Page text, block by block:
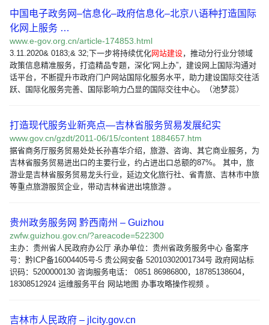
中国电子政务网–信息化–政府信息化–北京八语种打造国际
化网上服务 …
www.e-gov.org.cn/article-174853.html
3.11.2020& 0183;& 32;下一步将持续优化网站建设，推动分行业分领域
政策信息精准服务，打造精品专题，深化“网上办”，建设网上国际沟通对
话平台，不断提升市政府门户网站国际化服务水平，助力建设国际交往活
跃、国际化服务完善、国际影响力凸显的国际交往中心。（池梦蕊）
打造现代服务业新亮点—吉林省服务贸易发展纪实
www.gov.cn/gzdt/2011-06/15/content 1884657.htm
据省商务厅服务贸易处处长孙喜华介绍，旅游、咨询、其它商业服务，为
吉林省服务贸易进出口的主要行业，约占进出口总额的87%。 其中，旅
游业是吉林省服务贸易龙头行业，延边文化旅行社、省青旅、吉林市中旅
等重点旅游服贸企业，带动吉林省进出境旅游 。
贵州政务服务网 黔西南州 – Guizhou
zwfw.guizhou.gov.cn/?areacode=522300
主办：贵州省人民政府办公厅 承办单位：贵州省政务服务中心 备案序
号：黔ICP备16004405号-5 贵公网安备 52010302001734号 政府网站标
识码：5200000130 咨询服务电话： 0851 86986800，18785138604，
18308512924 运维服务平台 网站地图 办事攻略操作视频 。
吉林市人民政府 – jlcity.gov.cn